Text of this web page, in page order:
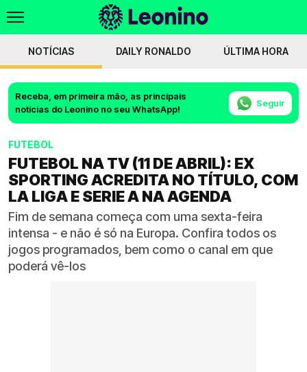
NOTÍCIAS DAILY RONALDO ÚLTIMA HORA
Receba, em primeira mão, as principais
notícias do Leonino no seu WhatsApp!
Seguir
FUTEBOL
FUTEBOL NA TV (11 DE ABRIL): EX
SPORTING ACREDITA NO TÍTULO, COM
LA LIGA E SERIE A NA AGENDA
Fim de semana começa com uma sexta-feira
intensa - e não é só na Europa. Confira todos os
jogos programados, bem como o canal em que
poderá vê-los